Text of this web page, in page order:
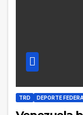
TRD DEPORTE